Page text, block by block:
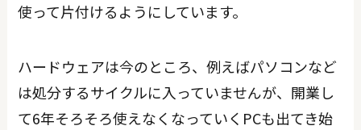
使って片付けるようにしています。
ハードウェアは今のところ、例えばパソコンなど
は処分するサイクルに入っていませんが、開業し
て6年そろそろ使えなくなっていくPCも出てき始